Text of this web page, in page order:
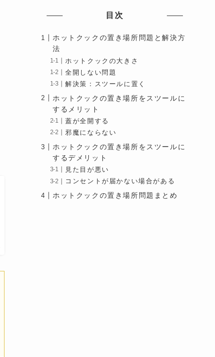
目次
ホットクックの置き場所問題と解決方
法
ホットクックの大きさ
全開しない問題
解決策：スツールに置く
ホットクックの置き場所をスツールに
するメリット
蓋が全開する
邪魔にならない
ホットクックの置き場所をスツールに
するデメリット
見た目が悪い
コンセントが届かない場合がある
ホットクックの置き場所問題まとめ